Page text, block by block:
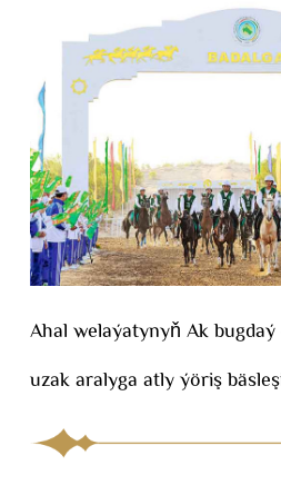
Ahal welaýatynyň Ak
uzak aralyga atly ýöriş